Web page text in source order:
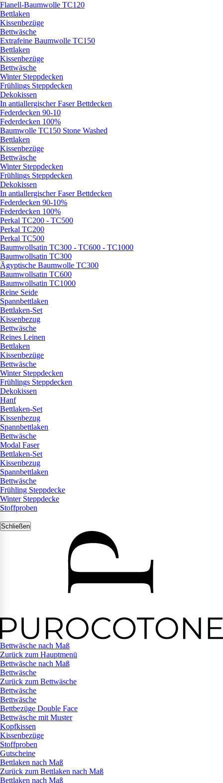
Flanell-Baumwolle TC120
Bettlaken
Kissenbezüge
Bettwäsche
Extrafeine Baumwolle TC150
Bettlaken
Kissenbezüge
Bettwäsche
Winter Steppdecken
Frühlings Steppdecken
Dekokissen
In antiallergischer Faser Bettdecken
Federdecken 90-10
Federdecken 100%
Baumwolle TC150 Stone Washed
Bettlaken
Kissenbezüge
Bettwäsche
Winter Steppdecken
Frühlings Steppdecken
Dekokissen
In antiallergischer Faser Bettdecken
Federdecken 90-10%
Federdecken 100%
Perkal TC200 - TC500
Perkal TC200
Perkal TC500
Baumwollsatin TC300 - TC600 - TC1000
Baumwollsatin TC300
Ägyptische Baumwolle TC300
Baumwollsatin TC600
Baumwollsatin TC1000
Reine Seide
Spannbettlaken
Bettlaken-Set
Kissenbezug
Bettwäsche
Reines Leinen
Bettlaken
Kissenbezüge
Bettwäsche
Winter Steppdecken
Frühlings Steppdecken
Dekokissen
Hanf
Bettlaken-Set
Kissenbezug
Spannbettlaken
Bettwäsche
Modal Faser
Bettlaken-Set
Kissenbezug
Spannbettlaken
Bettwäsche
Frühling Steppdecke
Winter Steppdecke
Stoffproben
Schließen
Bettwäsche nach Maß
Zurück zum Hauptmenü
Bettwäsche nach Maß
Bettwäsche
Zurück zum Bettwäsche
Bettwäsche
Bettwäsche
Bettbezüge Double Face
Bettwäsche mit Muster
Kopfkissen
Kissenbezüge
Stoffproben
Gutscheine
Bettlaken nach Maß
Zurück zum Bettlaken nach Maß
Bettlaken nach Maß